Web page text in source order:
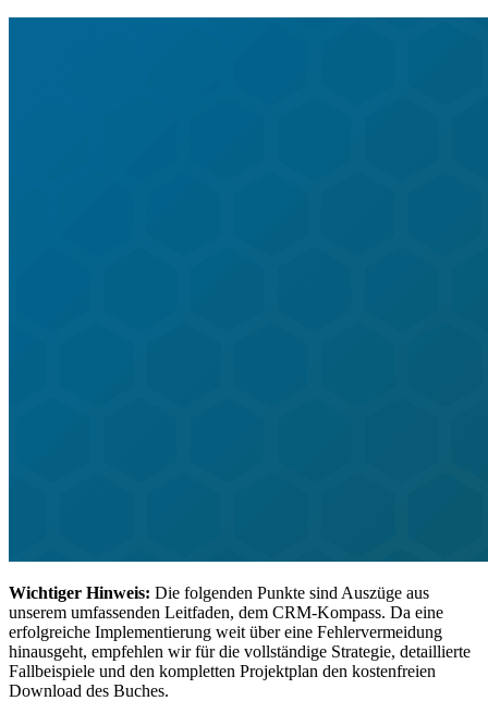
Wichtiger Hinweis: Die folgenden Punkte sind Auszüge aus
unserem umfassenden Leitfaden, dem CRM-Kompass. Da eine
erfolgreiche Implementierung weit über eine Fehlervermeidung
hinausgeht, empfehlen wir für die vollständige Strategie, detaillierte
Fallbeispiele und den kompletten Projektplan den kostenfreien
Download des Buches.